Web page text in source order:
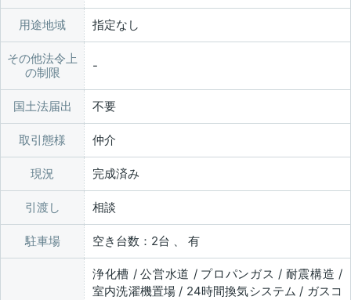
用途地域 指定なし
その他法令上
の制限
国土法届出 不要
取引態様 仲介
現況 完成済み
引渡し 相談
駐車場 空き台数：2台 、 有
浄化槽 / 公営水道 / プロパンガス / 耐震構造 /
室内洗濯機置場 / 24時間換気システム / ガスコ